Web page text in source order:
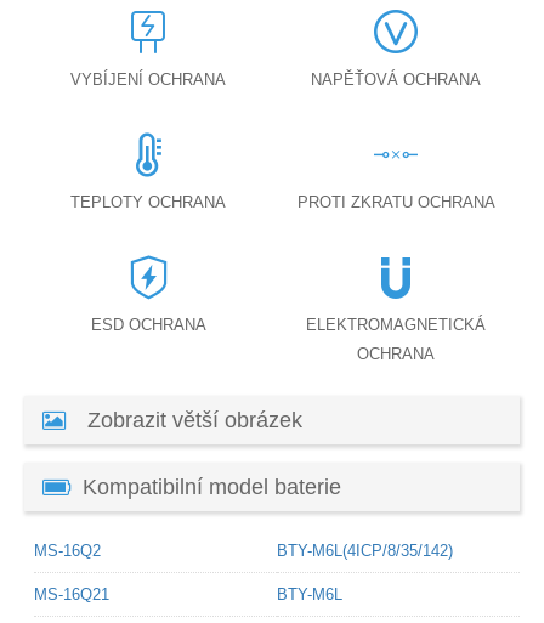
VYBÍJENÍ OCHRANA NAPĚŤOVÁ OCHRANA
TEPLOTY OCHRANA PROTI ZKRATU OCHRANA
ESD OCHRANA
ELEKTROMAGNETICKÁ
OCHRANA
Zobrazit větší obrázek
Kompatibilní model baterie
MS-16Q2 BTY-M6L(4ICP/8/35/142)
MS-16Q21 BTY-M6L